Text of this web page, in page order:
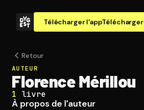
Télécharger l'appTélécharger
Retour
AUTEUR
Florence Mérillou
1 livre
À propos de l'auteur